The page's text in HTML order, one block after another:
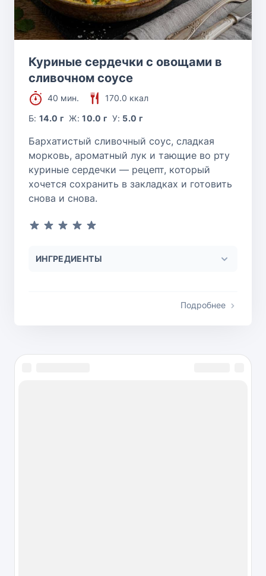
Куриные сердечки с овощами в
сливочном соусе
40 мин.
170.0 ккал
Б:14.0 г Ж:10.0 г У: 5.0 г
Бархатистый сливочный соус, сладкая
морковь, ароматный лук и тающие во рту
куриные сердечки — рецепт, который
хочется сохранить в закладках и готовить
снова и снова.
ИНГРЕДИЕНТЫ
Подробнее